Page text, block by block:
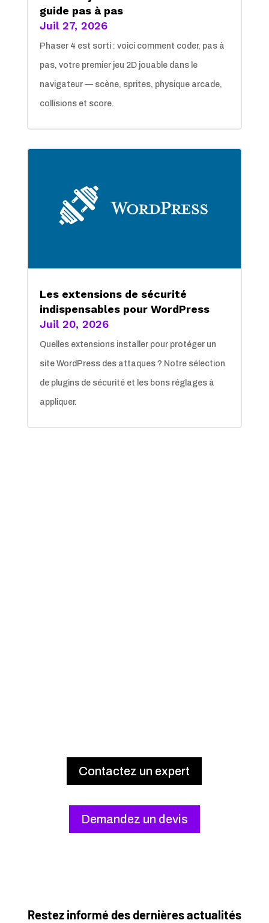
guide pas à pas
Juil 27, 2026
Phaser 4 est sorti : voici comment coder, pas à
pas, votre premier jeu 2D jouable dans le
navigateur — scène, sprites, physique arcade,
collisions et score.
Les extensions de sécurité
indispensables pour WordPress
Juil 20, 2026
Quelles extensions installer pour protéger un
site WordPress des attaques ? Notre sélection
de plugins de sécurité et les bons réglages à
appliquer.
Contactez un expert
Demandez un devis
Restez informé des dernières actualités